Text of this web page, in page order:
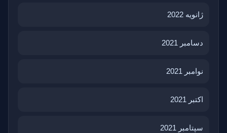
ژانویه 2022
دسامبر 2021
نوامبر 2021
اکتبر 2021
سپتامبر 2021